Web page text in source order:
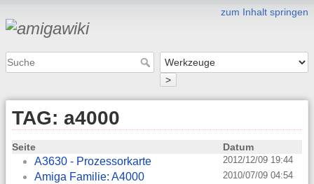
zum Inhalt springen
>
TAG: a4000
Seite Datum
A3630 - Prozessorkarte 2012/12/09 19:44
Amiga Familie: A4000 2010/07/09 04:54